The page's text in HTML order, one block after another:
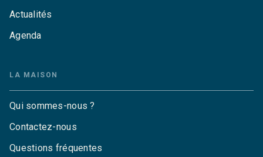
Actualités
Agenda
LA MAISON
Qui sommes-nous ?
Contactez-nous
Questions fréquentes